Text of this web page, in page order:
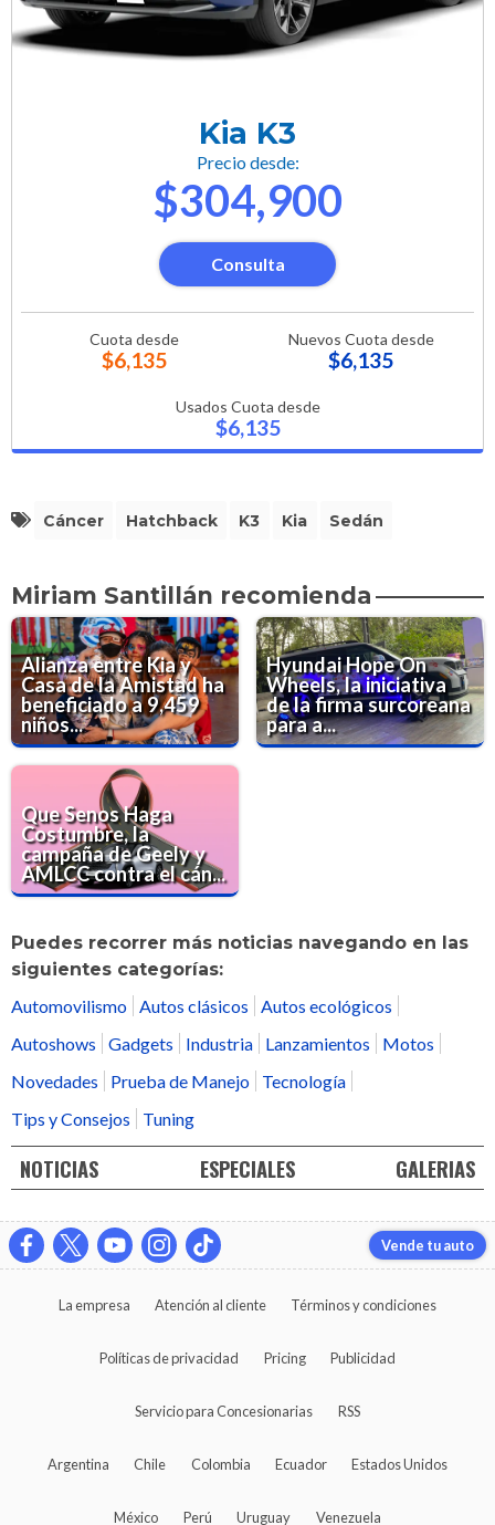
Kia K3
Precio desde:
$304,900
Consulta
Cuota desde
$6,135
Nuevos Cuota desde
$6,135
Usados Cuota desde
$6,135
Cáncer Hatchback K3 Kia Sedán
Miriam Santillán recomienda
Alianza entre Kia y
Casa de la Amistad ha
beneficiado a 9,459
niños...
Hyundai Hope On
Wheels, la iniciativa
de la firma surcoreana
para a...
Que Senos Haga
Costumbre, la
campaña de Geely y
AMLCC contra el cán...
Puedes recorrer más noticias navegando en las
siguientes categorías:
Automovilismo Autos clásicos
Autos ecológicos
Autoshows
Gadgets Industria Lanzamientos
Motos
Novedades
Prueba de Manejo
Tecnología
Tips y Consejos
Tuning
NOTICIAS ESPECIALES GALERIAS
Vende tu auto
La empresa Atención al cliente Términos y condiciones
Políticas de privacidad Pricing Publicidad
Servicio para Concesionarias RSS
Argentina Chile Colombia Ecuador Estados Unidos
México Perú Uruguay Venezuela